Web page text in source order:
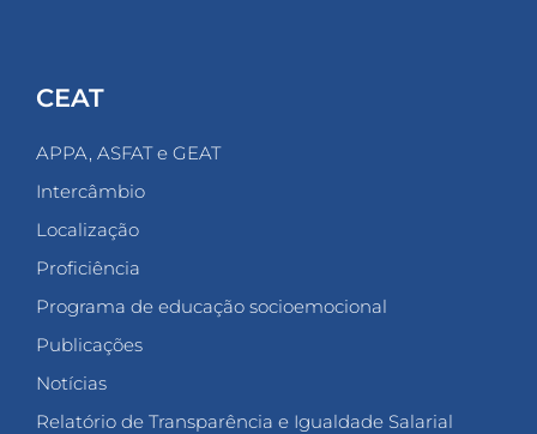
CEAT
APPA, ASFAT e GEAT
Intercâmbio
Localização
Proficiência
Programa de educação socioemocional
Publicações
Notícias
Relatório de Transparência e Igualdade Salarial